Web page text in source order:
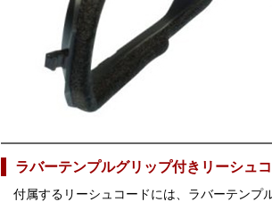
ラバーテンプルグリップ付きリーシュ
付属するリーシュコードには、ラバーテンプ